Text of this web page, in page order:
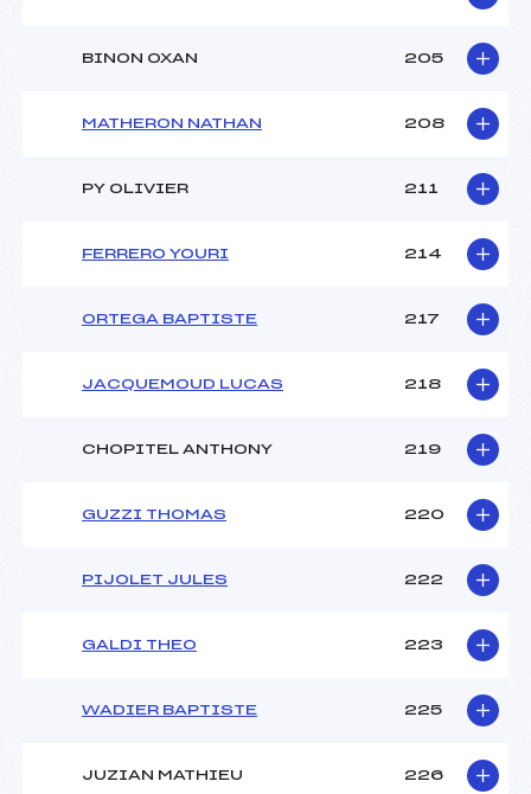
BINON OXAN 205
MATHERON NATHAN 208
PY OLIVIER 211
FERRERO YOURI 214
ORTEGA BAPTISTE 217
JACQUEMOUD LUCAS 218
CHOPITEL ANTHONY 219
GUZZI THOMAS 220
PIJOLET JULES 222
GALDI THEO 223
WADIER BAPTISTE 225
JUZIAN MATHIEU 226